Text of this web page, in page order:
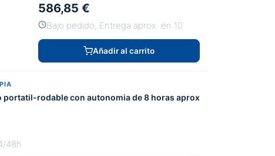
586,85 €
Bajo pedido, Entrega aprox. en 10
Añadir al carrito
portatil-rodable con autonomia de 8 horas aprox
48h